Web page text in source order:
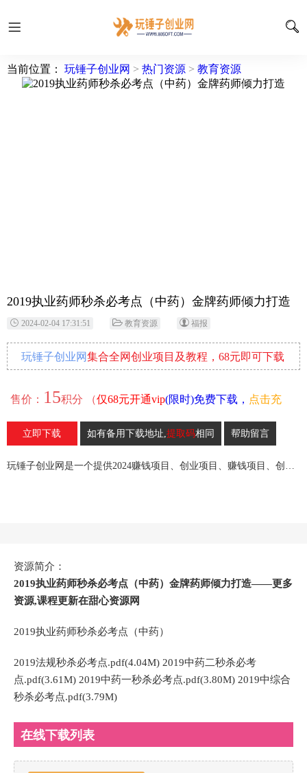
当前位置： 玩锤子创业网 > 热门资源 > 教育资源
2019执业药师秒杀必考点（中药）金牌药师倾力打造
2024-02-04 17:31:51 教育资源 福报
玩锤子创业网集合全网创业项目及教程，68元即可下载
售价： 15积分 （仅68元开通vip(限时)免费下载， 点击充
）
立即下载 如有备用下载地址,提取码相同 帮助留言
玩锤子创业网是一个提供2024赚钱项目、创业项目、赚钱项目、创业赚钱教程、引流教程的创业网,欢迎来玩锤子创业网！
资源简介：
2019执业药师秒杀必考点（中药）金牌药师倾力打造——更多
资源,课程更新在甜心资源网
2019执业药师秒杀必考点（中药）
2019法规秒杀必考点.pdf(4.04M) 2019中药二秒杀必考
点.pdf(3.61M) 2019中药一秒杀必考点.pdf(3.80M) 2019中综合
秒杀必考点.pdf(3.79M)
在线下载列表